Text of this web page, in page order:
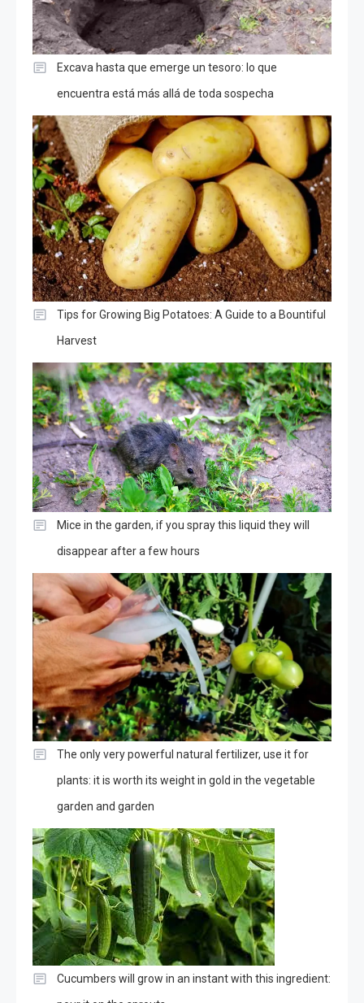
Excava hasta que emerge un tesoro: lo que
encuentra está más allá de toda sospecha
Tips for Growing Big Potatoes: A Guide to a Bountiful
Harvest
Mice in the garden, if you spray this liquid they will
disappear after a few hours
The only very powerful natural fertilizer, use it for
plants: it is worth its weight in gold in the vegetable
garden and garden
Cucumbers will grow in an instant with this ingredient: